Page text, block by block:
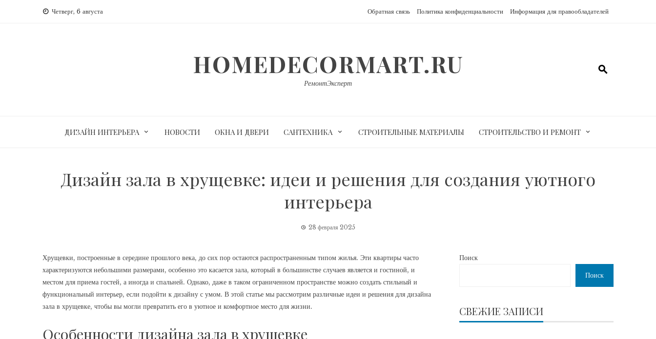
Четверг, 6 августа Обратная связь Политика конфиденциальности Информация для правообладателей
HOMEDECORMART.RU
РемонтЭксперт
ДИЗАЙН ИНТЕРЬЕРА НОВОСТИ ОКНА И ДВЕРИ САНТЕХНИКА СТРОИТЕЛЬНЫЕ МАТЕРИАЛЫ СТРОИТЕЛЬСТВО И РЕМОНТ
Дизайн зала в хрущевке: идеи и решения для создания уютного
интерьера
28 февраля 2025
Хрущевки, построенные в середине прошлого века, до сих пор остаются распространенным типом жилья. Эти квартиры часто
характеризуются небольшими размерами, особенно это касается зала, который в большинстве случаев является и гостиной, и
местом для приема гостей, а иногда и спальней. Однако, даже в таком ограниченном пространстве можно создать стильный и
функциональный интерьер, если подойти к дизайну с умом. В этой статье мы рассмотрим различные идеи и решения для дизайна
зала в хрущевке, чтобы вы могли превратить его в уютное и комфортное место для жизни.
Особенности дизайна зала в хрущевке
Поиск
Поиск
СВЕЖИЕ ЗАПИСИ